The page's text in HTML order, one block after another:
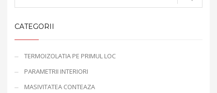
CATEGORII
TERMOIZOLATIA PE PRIMUL LOC
PARAMETRII INTERIORI
MASIVITATEA CONTEAZA